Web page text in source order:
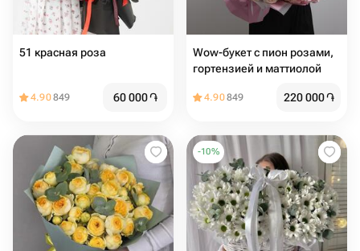
51 красная роза
4.90849 60 000֏
Wow-букет с пион розами,
гортензией и маттиолой
4.90849 220 000֏
-10%